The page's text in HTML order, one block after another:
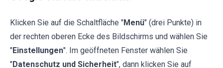
Klicken Sie auf die Schaltfläche "Menü" (drei Punkte) in
der rechten oberen Ecke des Bildschirms und wählen Sie
"Einstellungen". Im geöffneten Fenster wählen Sie
"Datenschutz und Sicherheit", dann klicken Sie auf